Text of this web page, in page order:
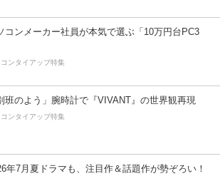
コンメーカー社員が本気で選ぶ「10万円台PC3
コンタイアップ特集
班のよう」腕時計で『VIVANT』の世界観再現
コンタイアップ特集
年7月夏ドラマも、注目作＆話題作が勢ぞろい！